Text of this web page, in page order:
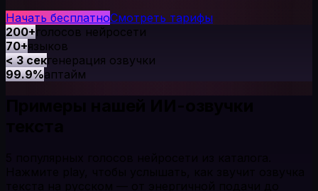
Начать бесплатноСмотреть тарифы
200+голосов нейросети
70+языков
< 3 секгенерация озвучки
99.9%аптайм